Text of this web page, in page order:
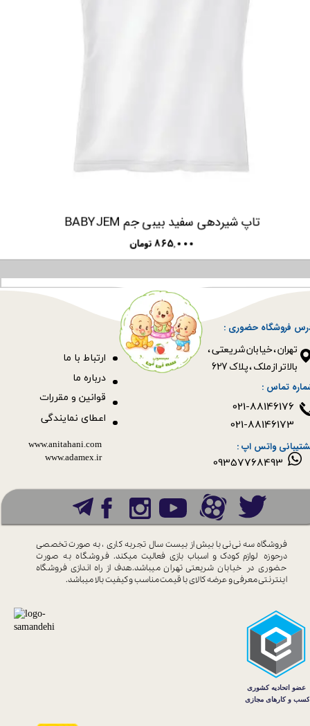
شیردوش دستی فارلین FARLIN
فروشگاه حضوری :
​​​​​​​تهران ، خیابان شریعتی ،
بالاتر از ملک ، پلاک 627​​​​​​​
قوانین و مقررات
ارتباط با ما
09357768493
درباره ما
اعطای نمایندگی
www.anitahani.com
www.ada​​​​​​​mex.ir
فروشگاه سه نی نی با بیش از بیست سال تجربه کاری ، به صورت تخصصی
درحوزه لوازم کودک و اسباب بازی فعالیت میکند. فروشگاه به صورت
حضوری در خیابان شریعتی تهران میباشد.هدف از راه اندازی فروشگاه
اینترنتی معرفی و عرضه کالای باقیمت مناسب و کیفیت بالا میباشد.
تماس :
واتس اپ :